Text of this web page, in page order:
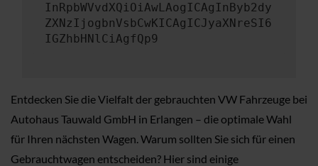
InRpbWVvdXQiOiAwLAogICAgInByb2dy
ZXNzIjogbnVsbCwKICAgICJyaXNreSI6
IGZhbHNlCiAgfQp9
Entdecken Sie die Vielfalt der gebrauchten VW Fahrzeuge bei
Autohaus Tauwald GmbH in Erlangen – die optimale Wahl
für Ihren nächsten Wagen. Warum sollten Sie sich für einen
Gebrauchtwagen entscheiden? Hier sind einige